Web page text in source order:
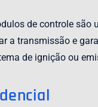
de controle são
a transmissão e
de ignição ou